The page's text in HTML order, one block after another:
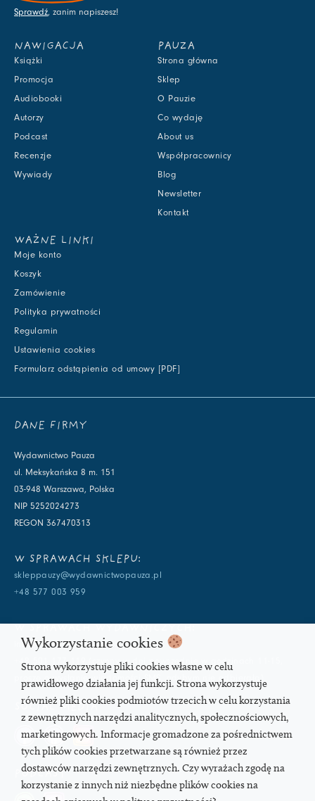
Sprawdź, zanim napiszesz!
NAWIGACJA
Książki
Promocja
Audiobooki
Autorzy
Podcast
Recenzje
Wywiady
PAUZA
Strona główna
Sklep
O Pauzie
Co wydaję
About us
Współpracownicy
Blog
Newsletter
Kontakt
WAŻNE LINKI
Moje konto
Koszyk
Zamówienie
Polityka prywatności
Regulamin
Ustawienia cookies
Formularz odstąpienia od umowy [PDF]
DANE FIRMY
Wydawnictwo Pauza
ul. Meksykańska 8 m. 151
03-948 Warszawa, Polska
NIP 5252024273
REGON 367470313
W SPRAWACH SKLEPU:
skleppauzy@wydawnictwopauza.pl
+48 577 003 959
info@wydawnictwopauza.pl
+48 501 177 119 (czynny w dni powszednie w godzinach 11-15,
proszę o wysłanie wiadomości SMS, gdybym nie odbierała)
SOCIAL MEDIA
PODCAST
Wykorzystanie cookies
Strona wykorzystuje pliki cookies własne w celu
prawidłowego działania jej funkcji. Strona wykorzystuje
również pliki cookies podmiotów trzecich w celu korzystania
z zewnętrznych narzędzi analitycznych, społecznościowych,
marketingowych. Informacje gromadzone za pośrednictwem
tych plików cookies przetwarzane są również przez
dostawców narzędzi zewnętrznych. Czy wyrażach zgodę na
korzystanie z innych niż niezbędne plików cookies na